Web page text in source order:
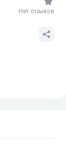
Нет отзывов